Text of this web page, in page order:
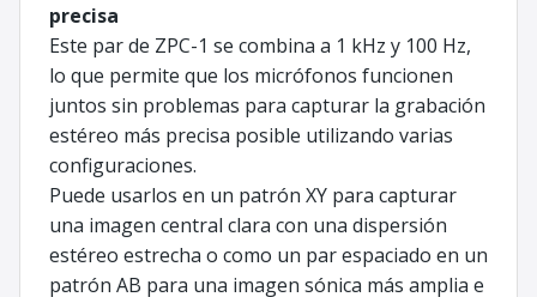
precisa
Este par de ZPC-1 se combina a 1 kHz y 100 Hz,
lo que permite que los micrófonos funcionen
juntos sin problemas para capturar la grabación
estéreo más precisa posible utilizando varias
configuraciones.
Puede usarlos en un patrón XY para capturar
una imagen central clara con una dispersión
estéreo estrecha o como un par espaciado en un
patrón AB para una imagen sónica más amplia e